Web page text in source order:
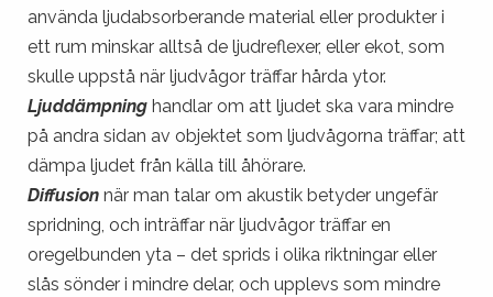
använda ljudabsorberande material eller produkter i
ett rum minskar alltså de ljudreflexer, eller ekot, som
skulle uppstå när ljudvågor träffar hårda ytor.
Ljuddämpning handlar om att ljudet ska vara mindre
på andra sidan av objektet som ljudvågorna träffar; att
dämpa ljudet från källa till åhörare.
Diffusion när man talar om akustik betyder ungefär
spridning, och inträffar när ljudvågor träffar en
oregelbunden yta – det sprids i olika riktningar eller
slås sönder i mindre delar, och upplevs som mindre